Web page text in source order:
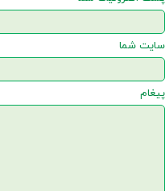
سایت شما
پیغام